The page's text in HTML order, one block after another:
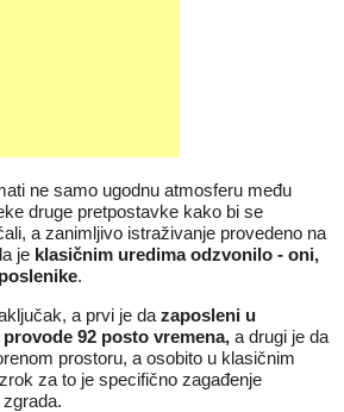
ne samo ugodnu atmosferu među
druge pretpostavke kako bi se
a zanimljivo istraživanje provedeno na
je klasičnim uredima odzvonilo - oni,
.
a prvi je da zaposleni u
92 posto vremena, a drugi je da
prostoru, a osobito u klasičnim
za to je specifično zagađenje
zgrada.